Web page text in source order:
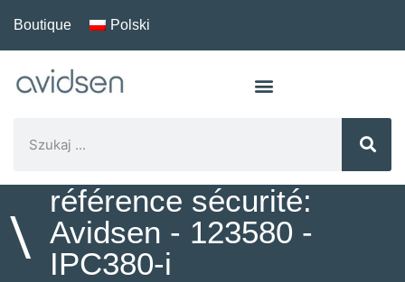
Boutique Polski
\
référence sécurité:
Avidsen - 123580 -
IPC380-i